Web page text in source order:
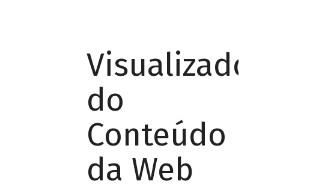
Visualizador
do
Conteúdo
da Web